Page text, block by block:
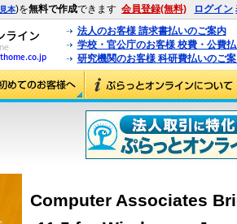
見本)を無料で作成できます 会員登録(無料) ログイン
法人のお客様 請求書払いのご案内
学校・官公庁のお客様 校費・公費
研究機関のお客様 科研費払いのご
Computer Associates